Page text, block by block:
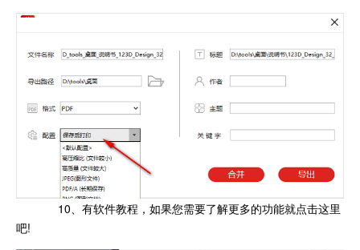
10、有软件教程，如果您需要了解更多的功能就点击这里
吧!